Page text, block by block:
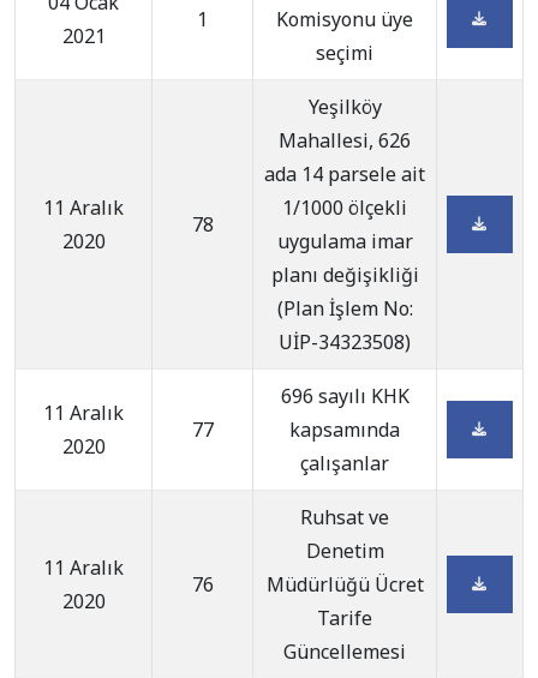
2021
1
Komisyonu üye
seçimi
11 Aralık
2020
78
Yeşilköy
Mahallesi, 626
ada 14 parsele ait
1/1000 ölçekli
uygulama imar
planı değişikliği
(Plan İşlem No:
UİP-34323508)
11 Aralık
2020
77
696 sayılı KHK
kapsamında
çalışanlar
11 Aralık
2020
76
Ruhsat ve
Denetim
Müdürlüğü Ücret
Tarife
Güncellemesi